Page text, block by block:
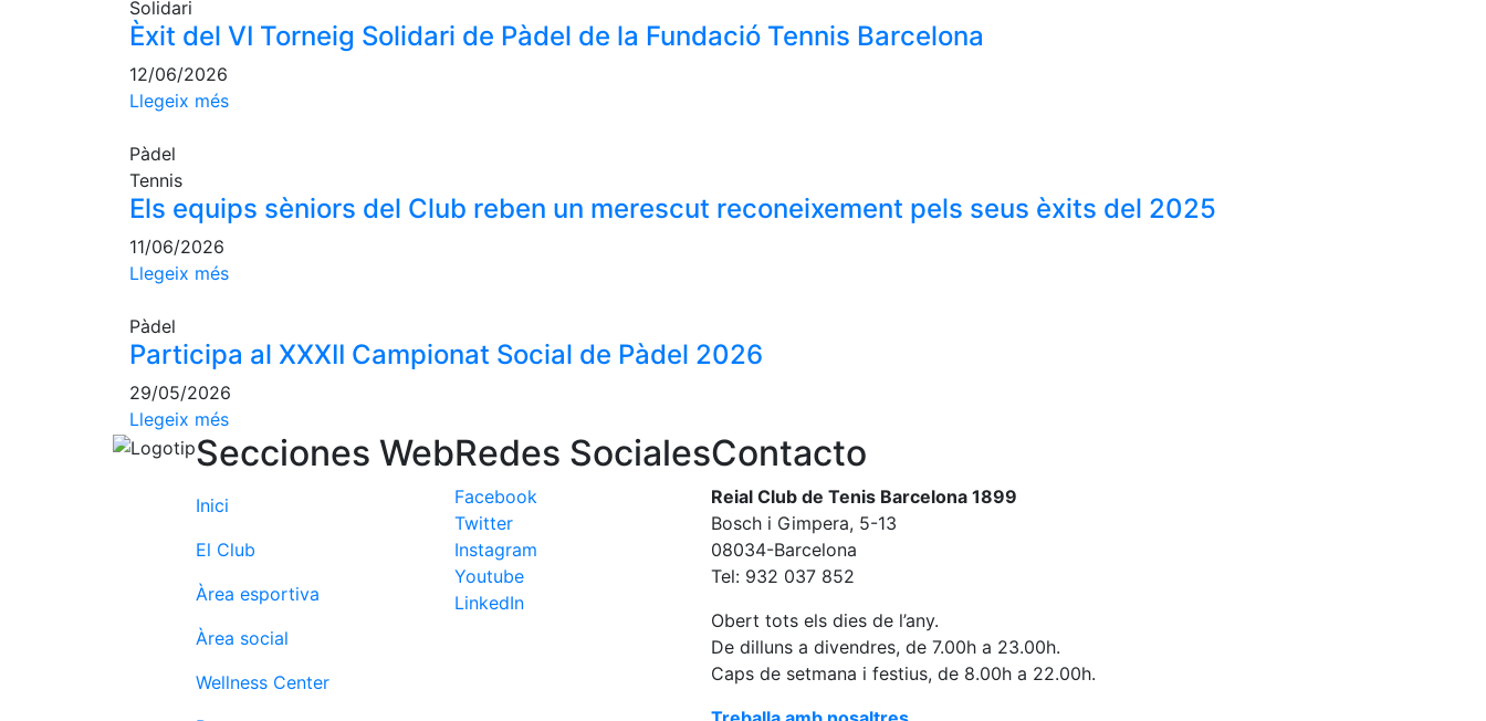
Solidari
Èxit del VI Torneig Solidari de Pàdel de la Fundació Tennis Barcelona
12/06/2026
Llegeix més
Pàdel
Tennis
Els equips sèniors del Club reben un merescut reconeixement pels seus èxits del 2025
11/06/2026
Llegeix més
Pàdel
Participa al XXXII Campionat Social de Pàdel 2026
29/05/2026
Llegeix més
Secciones Web
Inici
El Club
Àrea esportiva
Àrea social
Wellness Center
Redes Sociales
Facebook
Twitter
Instagram
Youtube
LinkedIn
Contacto
Reial Club de Tenis Barcelona 1899
Bosch i Gimpera, 5-13
08034-Barcelona
Tel: 932 037 852
Obert tots els dies de l’any.
De dilluns a divendres, de 7.00h a 23.00h.
Caps de setmana i festius, de 8.00h a 22.00h.